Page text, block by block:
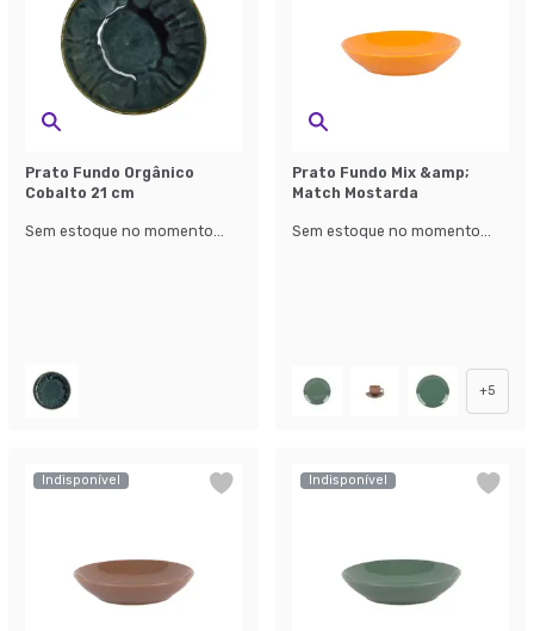
Prato Fundo Orgânico
Cobalto 21 cm
Sem estoque no momento...
Prato Fundo Mix &amp;
Match Mostarda
Sem estoque no momento...
+5
Indisponível Indisponível